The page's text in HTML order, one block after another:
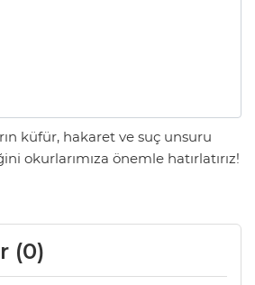
küfür, hakaret ve suç unsuru
okurlarımıza önemle hatırlatırız!
(0)